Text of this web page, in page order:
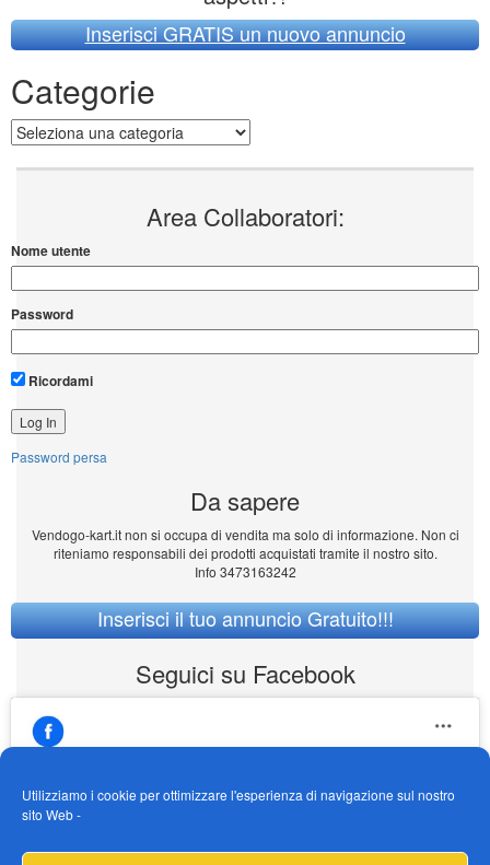
Utilizziamo i cookie per ottimizzare l'esperienza di navigazione sul nostro
sito Web -
Inserisci GRATIS un nuovo annuncio
Categorie
Categorie
Area Collaboratori:
Nome utente
Password
Ricordami
Password persa
Da sapere
Vendogo-kart.it non si occupa di vendita ma solo di informazione. Non ci
riteniamo responsabili dei prodotti acquistati tramite il nostro sito.
Info 3473163242
Inserisci il tuo annuncio Gratuito!!!
Seguici su Facebook
https://www.facebook.com/Vendogokartit/
Fai clic per accettare i cookie marketing e